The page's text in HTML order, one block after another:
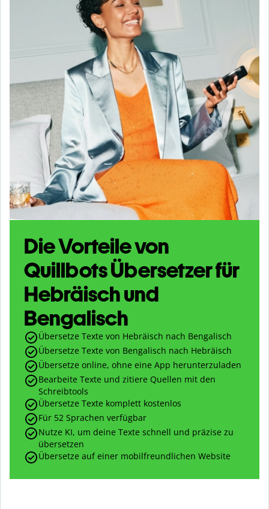
Die Vorteile von
Quillbots Übersetzer für
Hebräisch und
Bengalisch
Übersetze Texte von Hebräisch nach Bengalisch
Übersetze Texte von Bengalisch nach Hebräisch
Übersetze online, ohne eine App herunterzuladen
Bearbeite Texte und zitiere Quellen mit den
Schreibtools
Übersetze Texte komplett kostenlos
Für 52 Sprachen verfügbar
Nutze KI, um deine Texte schnell und präzise zu
übersetzen
Übersetze auf einer mobilfreundlichen Website